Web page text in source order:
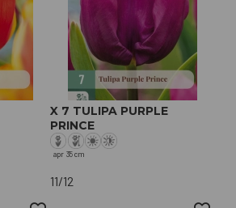
X 7 TULIPA PURPLE
PRINCE
apr 35 cm
11/12